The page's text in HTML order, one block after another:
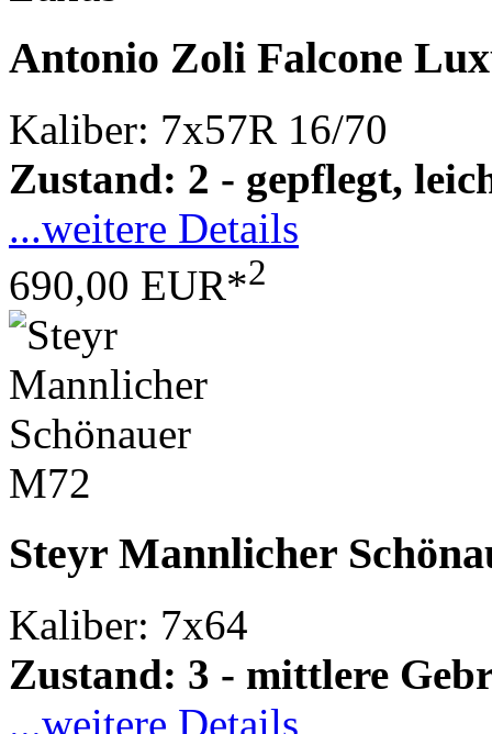
Antonio Zoli Falcone
Kaliber: 7x57R 16/70
Zustand: 2 - gepflegt,
...weitere Details
690,00 EUR*2
Steyr Mannlicher
Kaliber: 7x64
Zustand: 3 - mittlere
...weitere Details